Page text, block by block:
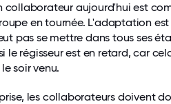
collaborateur aujourd'hui est
en tournée. L'adaptation
pas se mettre dans tous ses
le régisseur est en retard, car
soir venu.
les collaborateurs doivent